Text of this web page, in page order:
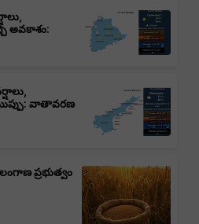
అవకాశం:
వాతావరణ
ప్రభుత్వం